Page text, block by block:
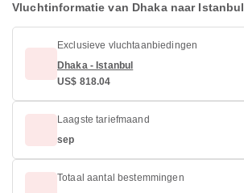
Vluchtinformatie van Dhaka naar Istanbul
Exclusieve vluchtaanbiedingen
Dhaka - Istanbul
US$ 818.04
Laagste tariefmaand
sep
Totaal aantal bestemmingen